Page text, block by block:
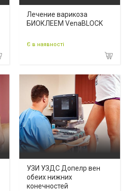
Лечение варикоза
БИОКЛЕЕМ VenaBLOCK
Є в наявності
УЗИ УЗДС Допелр вен
обеих нижних
конечностей